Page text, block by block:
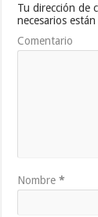
Tu dirección de
necesarios
Comentario
Nombre*